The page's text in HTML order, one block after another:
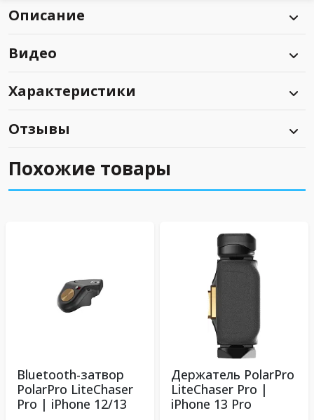
Описание
Видео
Характеристики
Отзывы
Похожие товары
Bluetooth-затвор
PolarPro LiteChaser
Pro | iPhone 12/13
Держатель PolarPro
LiteChaser Pro |
iPhone 13 Pro